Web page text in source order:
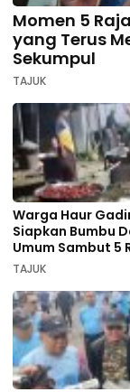
Momen 5
yang Terus
Sekumpul
TAJUK
Warga Haur
Siapkan Bumbu
Umum Sambut 5
Sekumpul
TAJUK